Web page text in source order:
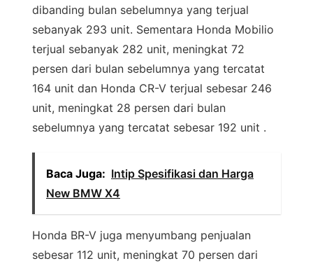
dibanding bulan sebelumnya yang terjual
sebanyak 293 unit. Sementara Honda Mobilio
terjual sebanyak 282 unit, meningkat 72
persen dari bulan sebelumnya yang tercatat
164 unit dan Honda CR-V terjual sebesar 246
unit, meningkat 28 persen dari bulan
sebelumnya yang tercatat sebesar 192 unit .
Baca Juga: Intip Spesifikasi dan Harga
New BMW X4
Honda BR-V juga menyumbang penjualan
sebesar 112 unit, meningkat 70 persen dari